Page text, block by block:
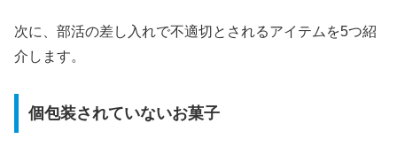
次に、部活の差し入れで不適切とされるアイテムを5つ紹
介します。
個包装されていないお菓子